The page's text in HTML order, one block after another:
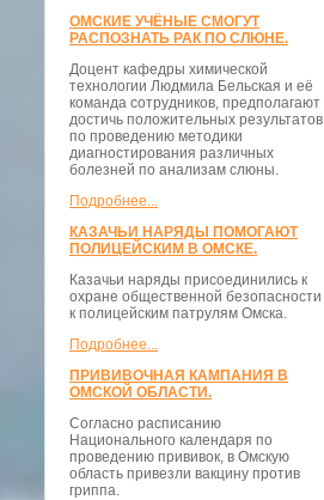
ОМСКИЕ УЧЁНЫЕ СМОГУТ
РАСПОЗНАТЬ РАК ПО СЛЮНЕ.
Доцент кафедры химической
технологии Людмила Бельская и её
команда сотрудников, предполагают
достичь положительных результатов
по проведению методики
диагностирования различных
болезней по анализам слюны.
Подробнее...
КАЗАЧЬИ НАРЯДЫ ПОМОГАЮТ
ПОЛИЦЕЙСКИМ В ОМСКЕ.
Казачьи наряды присоединились к
охране общественной безопасности
к полицейским патрулям Омска.
Подробнее...
ПРИВИВОЧНАЯ КАМПАНИЯ В
ОМСКОЙ ОБЛАСТИ.
Согласно расписанию
Национального календаря по
проведению прививок, в Омскую
область привезли вакцину против
гриппа.